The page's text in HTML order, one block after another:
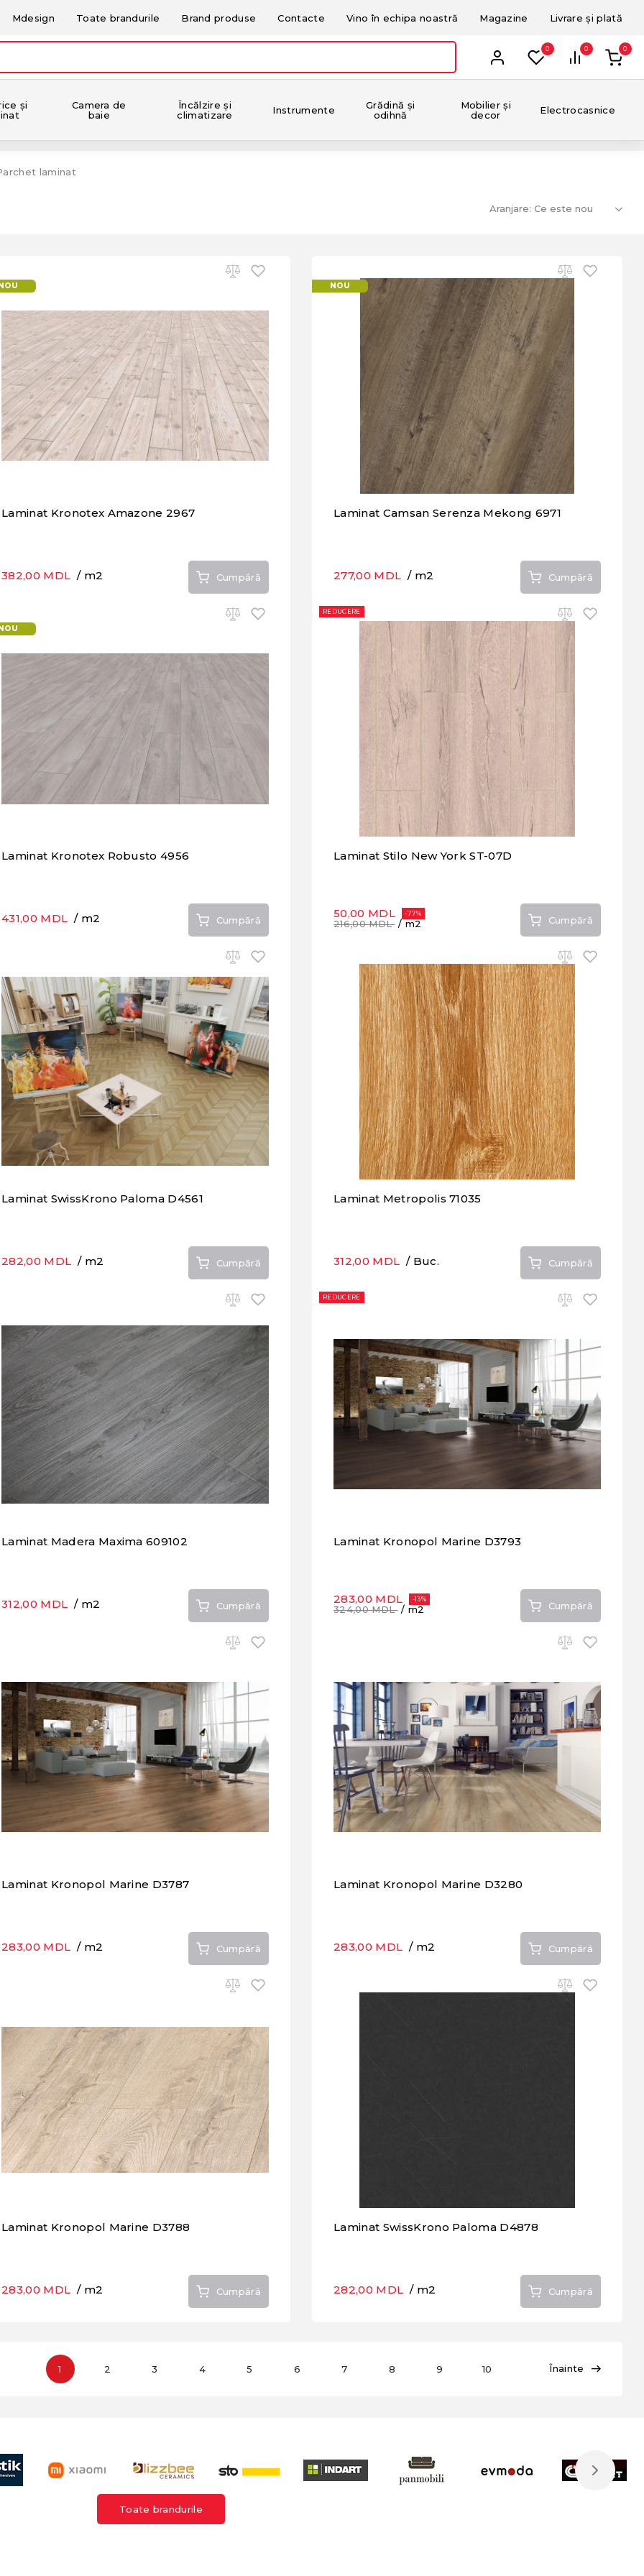
Mdesign Toate brandurile Brand produse Contacte Vino în echipa noastră Magazine Livrare și plată
0 0 0
și
Camera de
baie
Încălzire și
climatizare
Instrumente
Grădină și
odihnă
Mobilier și
decor
Electrocasnice
laminat
Aranjare:
Laminat Kronotex Amazone 2967
382,00 MDL / m2 Cumpără
NOU
Laminat Camsan Serenza Mekong 6971
277,00 MDL / m2 Cumpără
Laminat Kronotex Robusto 4956
431,00 MDL / m2 Cumpără
REDUCERE
Laminat Stilo New York ST-07D
50,00 MDL -77%
216,00 MDL/ m2 Cumpără
Laminat SwissKrono Paloma D4561
282,00 MDL / m2 Cumpără
Laminat Metropolis 71035
312,00 MDL / Buc. Cumpără
Laminat Madera Maxima 609102
312,00 MDL / m2 Cumpără
REDUCERE
Laminat Kronopol Marine D3793
283,00 MDL -13%
324,00 MDL/ m2 Cumpără
Laminat Kronopol Marine D3787
283,00 MDL / m2 Cumpără
Laminat Kronopol Marine D3280
283,00 MDL / m2 Cumpără
Laminat Kronopol Marine D3788
283,00 MDL / m2 Cumpără
Laminat SwissKrono Paloma D4878
282,00 MDL / m2 Cumpără
Înainte
1 2 3 4 5 6 7 8 9 10
Toate brandurile